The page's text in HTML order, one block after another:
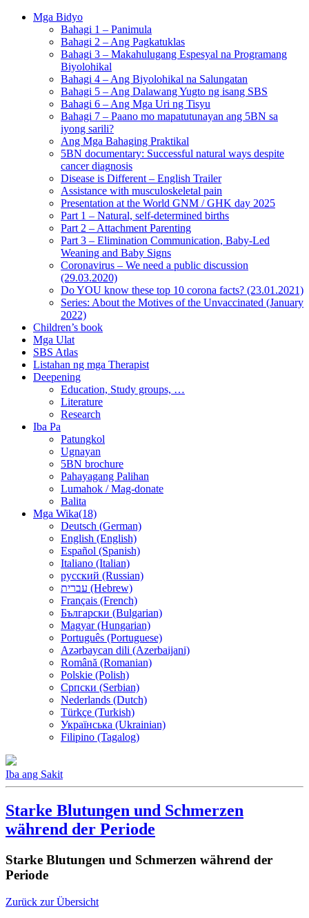
Mga Bidyo
Bahagi 1 – Panimula
Bahagi 2 – Ang Pagkatuklas
Bahagi 3 – Makahulugang Espesyal na Programang
Biyolohikal
Bahagi 4 – Ang Biyolohikal na Salungatan
Bahagi 5 – Ang Dalawang Yugto ng isang SBS
Bahagi 6 – Ang Mga Uri ng Tisyu
Bahagi 7 – Paano mo mapatutunayan ang 5BN sa
iyong sarili?
Ang Mga Bahaging Praktikal
5BN documentary: Successful natural ways despite
cancer diagnosis
Disease is Different – English Trailer
Assistance with musculoskeletal pain
Presentation at the World GNM / GHK day 2025
Part 1 – Natural, self-determined births
Part 2 – Attachment Parenting
Part 3 – Elimination Communication, Baby-Led
Weaning and Baby Signs
Coronavirus – We need a public discussion
(29.03.2020)
Do YOU know these top 10 corona facts? (23.01.2021)
Series: About the Motives of the Unvaccinated (January
2022)
Children’s book
Mga Ulat
SBS Atlas
Listahan ng mga Therapist
Deepening
Education, Study groups, …
Literature
Research
Iba Pa
Patungkol
Ugnayan
5BN brochure
Pahayagang Palihan
Lumahok / Mag-donate
Balita
Mga Wika(18)
Deutsch (German)
English (English)
Español (Spanish)
Italiano (Italian)
русский (Russian)
עברית (Hebrew)
Français (French)
Български (Bulgarian)
Magyar (Hungarian)
Português (Portuguese)
Azərbaycan dili (Azerbaijani)
Română (Romanian)
Polskie (Polish)
Српски (Serbian)
Nederlands (Dutch)
Türkçe (Turkish)
Українська (Ukrainian)
Filipino (Tagalog)
Iba ang Sakit
Starke Blutungen und Schmerzen
während der Periode
Starke Blutungen und Schmerzen während der
Periode
Zurück zur Übersicht